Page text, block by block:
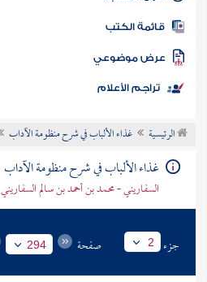
المكتبة
الكتب
موضوعي
تراجم الأعلام
الرئيسية غذاء الألباب في شرح منظومة الآداب
غذاء الألباب في شرح منظومة الآداب
السفاريني - محمد بن أحمد بن سالم السفاريني
جزء 2 صفحة 294